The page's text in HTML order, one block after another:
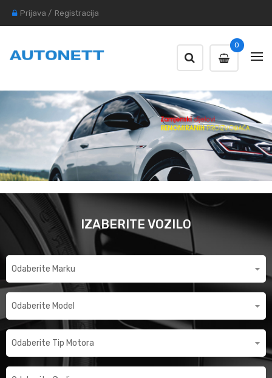
Prijava / Registracija
0
IZABERITE VOZILO